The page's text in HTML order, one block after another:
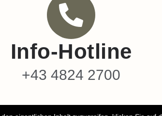
Info-Hotline
+43 4824 2700